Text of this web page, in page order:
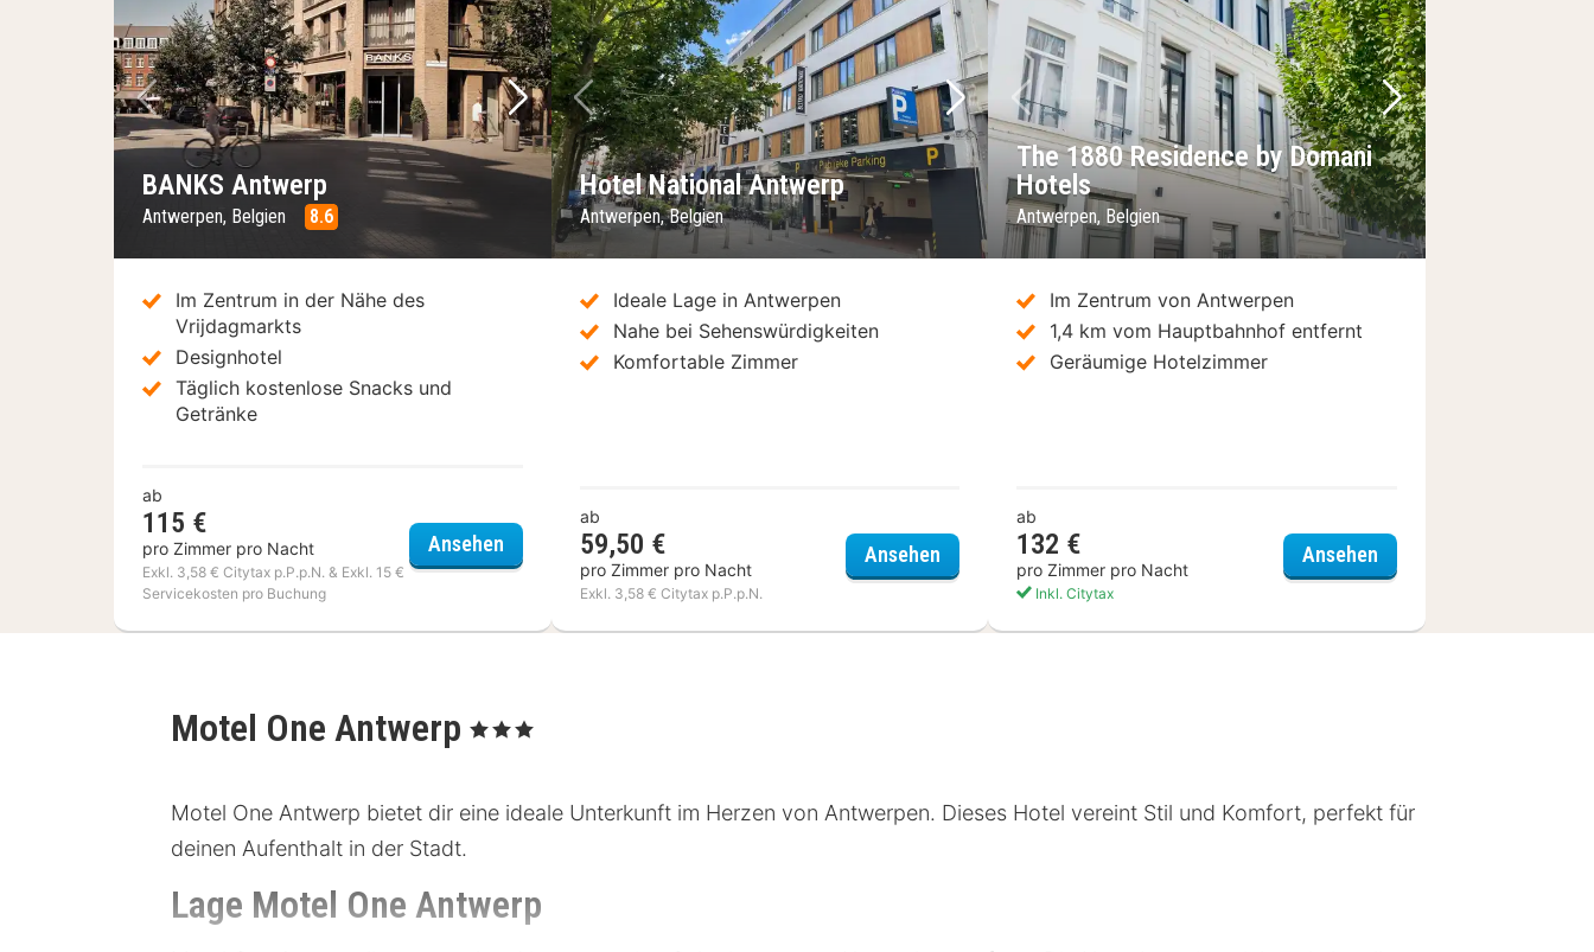
Vorheriges Bild
Nächstes Bild
BANKS Antwerp
Antwerpen, Belgien 8.6
Im Zentrum in der Nähe des
Vrijdagmarkts
Designhotel
Täglich kostenlose Snacks und
Getränke
ab
115 €
pro Zimmer pro Nacht
Exkl. 3,58 € Citytax p.P.p.N. & Exkl. 15 €
Servicekosten pro Buchung
AnsehenBANKS Antwerp
Vorheriges Bild
Nächstes Bild
Hotel National Antwerp
Antwerpen, Belgien
Ideale Lage in Antwerpen
Nahe bei Sehenswürdigkeiten
Komfortable Zimmer
ab
59,50 €
pro Zimmer pro Nacht
Exkl. 3,58 € Citytax p.P.p.N.
Ansehen Hotel National Antwerp
Vorheriges Bild
Nächstes Bild
The 1880 Residence by Domani
Hotels
Antwerpen, Belgien
Im Zentrum von Antwerpen
1,4 km vom Hauptbahnhof entfernt
Geräumige Hotelzimmer
ab
132 €
pro Zimmer pro Nacht
Inkl. Citytax
AnsehenThe 1880 Residence by
Motel One Antwerp , 3 Sterne
Motel One Antwerp bietet dir eine ideale Unterkunft im Herzen von Antwerpen. Dieses Hotel vereint Stil und Komfort, perfekt für
deinen Aufenthalt in der Stadt.
Lage Motel One Antwerp